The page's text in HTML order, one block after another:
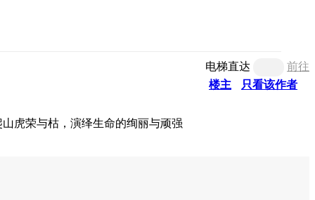
电梯直达
前往
楼主
只看该作者